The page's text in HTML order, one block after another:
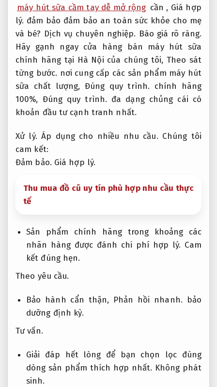
máy hút sữa cầm tay dễ mở rộng cần , Giá hợp
lý. đảm bảo đảm bảo an toàn sức khỏe cho mẹ
và bé? Dịch vụ chuyên nghiệp. Báo giá rõ ràng.
Hãy gạnh ngay cửa hàng bán máy hút sữa
chính hãng tại Hà Nội của chúng tôi, Theo sát
từng bước. nơi cung cấp các sản phẩm máy hút
sữa chất lượng, Đúng quy trình. chính hãng
100%, Đúng quy trình. đa dạng chủng cái có
khoản đầu tư cạnh tranh nhất.
Xử lý. Áp dụng cho nhiều nhu cầu. Chúng tôi
cam kết:
Đảm bảo. Giá hợp lý.
Thu mua đồ cũ uy tín phù hợp nhu cầu thực
tế
Sản phẩm chính hãng trong khoảng các
nhãn hàng được đánh chi phí hợp lý. Cam
kết đúng hẹn.
Theo yêu cầu.
Bảo hành cẩn thận, Phản hồi nhanh. bảo
dưỡng định kỳ.
Tư vấn.
Giải đáp hết lòng để bạn chọn lọc đúng
dòng sản phẩm thích hợp nhất. Không phát
sinh.